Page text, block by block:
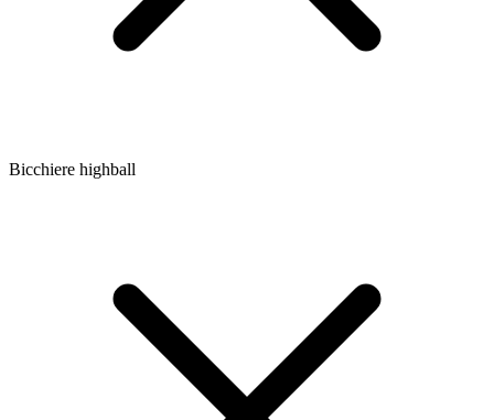
Bicchiere highball